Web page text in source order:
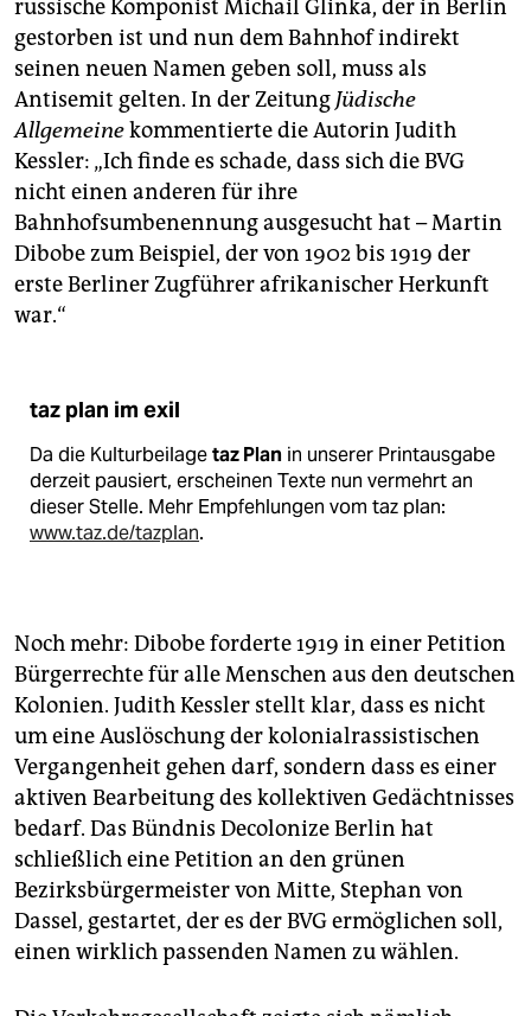
russische Komponist Michail Glinka, der in Berlin
gestorben ist und nun dem Bahnhof indirekt
seinen neuen Namen geben soll, muss als
Antisemit gelten. In der Zeitung Jüdische
Allgemeinekommentierte die Autorin Judith
Kessler: „Ich finde es schade, dass sich die BVG
nicht einen anderen für ihre
Bahnhofsumbenennung ausgesucht hat – Martin
Dibobe zum Beispiel, der von 1902 bis 1919 der
erste Berliner Zugführer afrikanischer Herkunft
war.“
taz plan im exil
Da die Kulturbeilagetaz Plan in unserer Printausgabe
derzeit pausiert, erscheinen Texte nun vermehrt an
dieser Stelle. Mehr Empfehlungen vom taz plan:
www.taz.de/tazplan.
Noch mehr: Dibobe forderte 1919 in einer Petition
Bürgerrechte für alle Menschen aus den deutschen
Kolonien. Judith Kessler stellt klar, dass es nicht
um eine Auslöschung der kolonialrassistischen
Vergangenheit gehen darf, sondern dass es einer
aktiven Bearbeitung des kollektiven Gedächtnisses
bedarf. Das Bündnis Decolonize Berlin hat
schließlich eine Petition an den grünen
Bezirksbürgermeister von Mitte, Stephan von
Dassel, gestartet, der es der BVG ermöglichen soll,
einen wirklich passenden Namen zu wählen.